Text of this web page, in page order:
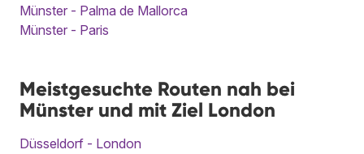
Münster - Palma de Mallorca
Münster - Paris
Meistgesuchte Routen nah bei
Münster und mit Ziel London
Düsseldorf - London